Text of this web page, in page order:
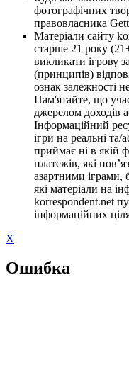
фотографічних
правовласника
Матеріали сайту
старше 21 року
викликати ігрову
(принципів)
ознак залежності
Пам'ятайте, що
джерелом доходів
Інформаційний
ігри на реальні та/
приймає ні в якій
платежів, які
азартними іграми,
які матеріали на
korrespondent.net
інформаційних
X
Ошибка